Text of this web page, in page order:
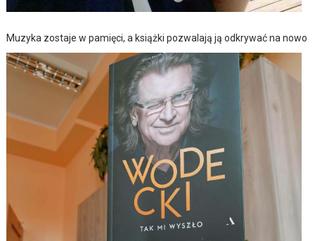
Muzyka zostaje w pamięci, a książki pozwalają ją odkrywać na nowo